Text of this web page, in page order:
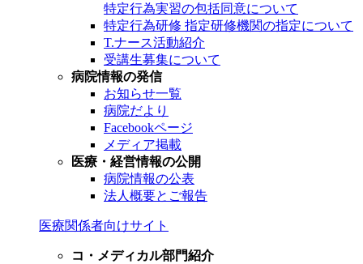
特定行為実習の包括同意について
特定行為研修 指定研修機関の指定について
T.ナース活動紹介
受講生募集について
病院情報の発信
お知らせ一覧
病院だより
Facebookページ
メディア掲載
医療・経営情報の公開
病院情報の公表
法人概要とご報告
医療関係者向けサイト
コ・メディカル部門紹介